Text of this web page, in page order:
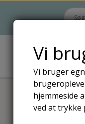
Tilbehør
Tilbehør til
Vi
Vi bruger
hjemmeside
ved at trykke